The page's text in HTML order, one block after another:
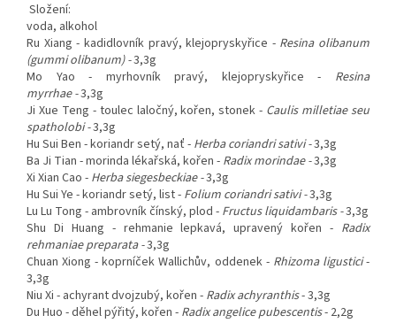
Složení:
voda, alkohol
Ru Xiang - kadidlovník pravý, klejopryskyřice - Resina olibanum
(gummi olibanum) -3,3g
Mo Yao - myrhovník pravý, klejopryskyřice - Resina
myrrhae -3,3g
Ji Xue Teng - toulec laločný, kořen, stonek - Caulis milletiae seu
spatholobi -3,3g
Hu Sui Ben - koriandr setý, nať - Herba coriandri sativi -3,3g
Ba Ji Tian - morinda lékařská, kořen - Radix morindae -3,3g
Xi Xian Cao - Herba siegesbeckiae -3,3g
Hu Sui Ye - koriandr setý, list - Folium coriandri sativi -3,3g
Lu Lu Tong - ambrovník čínský, plod - Fructus liquidambaris -3,3g
Shu Di Huang - rehmanie lepkavá, upravený kořen - Radix
rehmaniae preparata -3,3g
Chuan Xiong - koprníček Wallichův, oddenek - Rhizoma ligustici-
3,3g
Niu Xi - achyrant dvojzubý, kořen - Radix achyranthis- 3,3g
Du Huo - děhel pýřitý, kořen - Radix angelice pubescentis- 2,2g